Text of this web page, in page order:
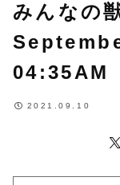
みんなの
04:35AM
2021.09.10